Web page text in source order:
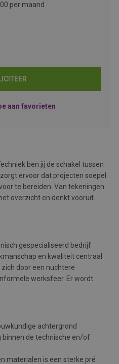
per maand
aan favorieten
ben jij de schakel tussen
ervoor dat projecten soepel
te bereiden. Van tekeningen
overzicht en denkt vooruit.
gespecialiseerd bedrijf
en kwaliteit centraal
door een nuchtere
werksfeer. Er wordt
samenwerking en persoonlijke
achtergrond
binnen de technische en/of
materialen is een sterke pré